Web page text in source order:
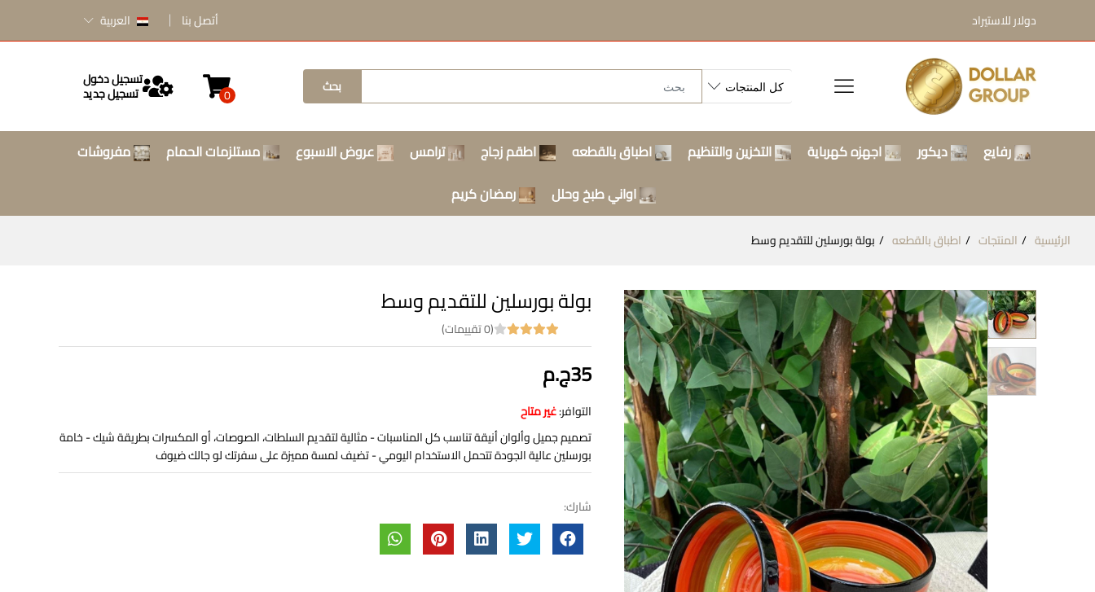
دولار للاستيراد أتصل بنا العربية
بحث 0
تسجيل دخول
تسجيل جديد
رفايع ديكور اجهزه كهرباية التخزين والتنظيم اطباق بالقطعه اطقم زجاج ترامس عروض الاسبوع مستلزمات الحمام
مفروشات
اواني طبخ وحلل
رمضان كريم
الرئيسية المنتجات اطباق بالقطعه بولة بورسلين للتقديم وسط
بولة بورسلين للتقديم وسط
(0 تقييمات)
35ج.م
التوافر:غير متاح
تصميم جميل وألوان أنيقة تناسب كل المناسبات - مثالية لتقديم السلطات، الصوصات، أو المكسرات بطريقة شيك - خامة
بورسلين عالية الجودة تتحمل الاستخدام اليومي - تضيف لمسة مميزة على سفرتك لو جالك ضيوف
شارك: